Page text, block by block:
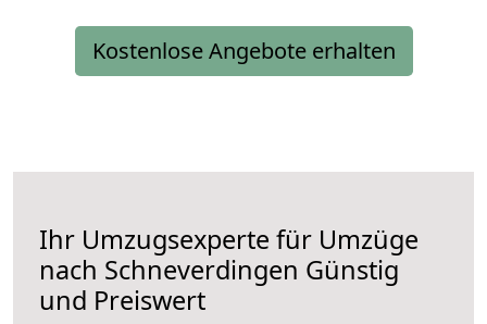
Kostenlose Angebote erhalten
Ihr Umzugsexperte für Umzüge
nach Schneverdingen Günstig
und Preiswert